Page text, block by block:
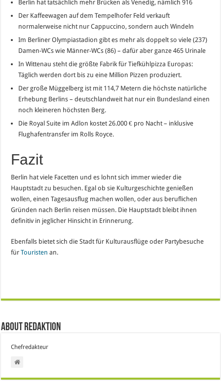
Berlin hat tatsächlich mehr Brücken als Venedig, nämlich 916
Der Kaffeewagen auf dem Tempelhofer Feld verkauft
normalerweise nicht nur Cappuccino, sondern auch Windeln
Im Berliner Olympiastadion gibt es mehr als doppelt so viele (237)
Damen-WCs wie Männer-WCs (86) – dafür aber ganze 465 Urinale
In Wittenau steht die größte Fabrik für Tiefkühlpizza Europas:
Täglich werden dort bis zu eine Million Pizzen produziert.
Der große Müggelberg ist mit 114,7 Metern die höchste natürliche
Erhebung Berlins – deutschlandweit hat nur ein Bundesland einen
noch kleineren höchsten Berg.
Die Royal Suite im Adlon kostet 26.000 € pro Nacht – inklusive
Flughafentransfer im Rolls Royce.
Fazit
Berlin hat viele Facetten und es lohnt sich immer wieder die
Hauptstadt zu besuchen. Egal ob sie Kulturgeschichte genießen
wollen, einen Tagesausflug machen wollen, oder aus beruflichen
Gründen nach Berlin reisen müssen. Die Hauptstadt bleibt ihnen
definitiv in jeglicher Hinsicht in Erinnerung.
Ebenfalls bietet sich die Stadt für Kulturausflüge oder Partybesuche
fürTouristen an.
About Redaktion
Chefredakteur